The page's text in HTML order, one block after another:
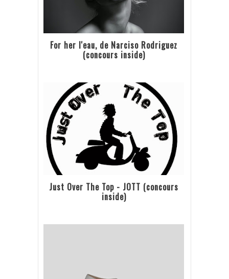
For her l'eau, de Narciso Rodriguez
(concours inside)
Just Over The Top - JOTT (concours
inside)